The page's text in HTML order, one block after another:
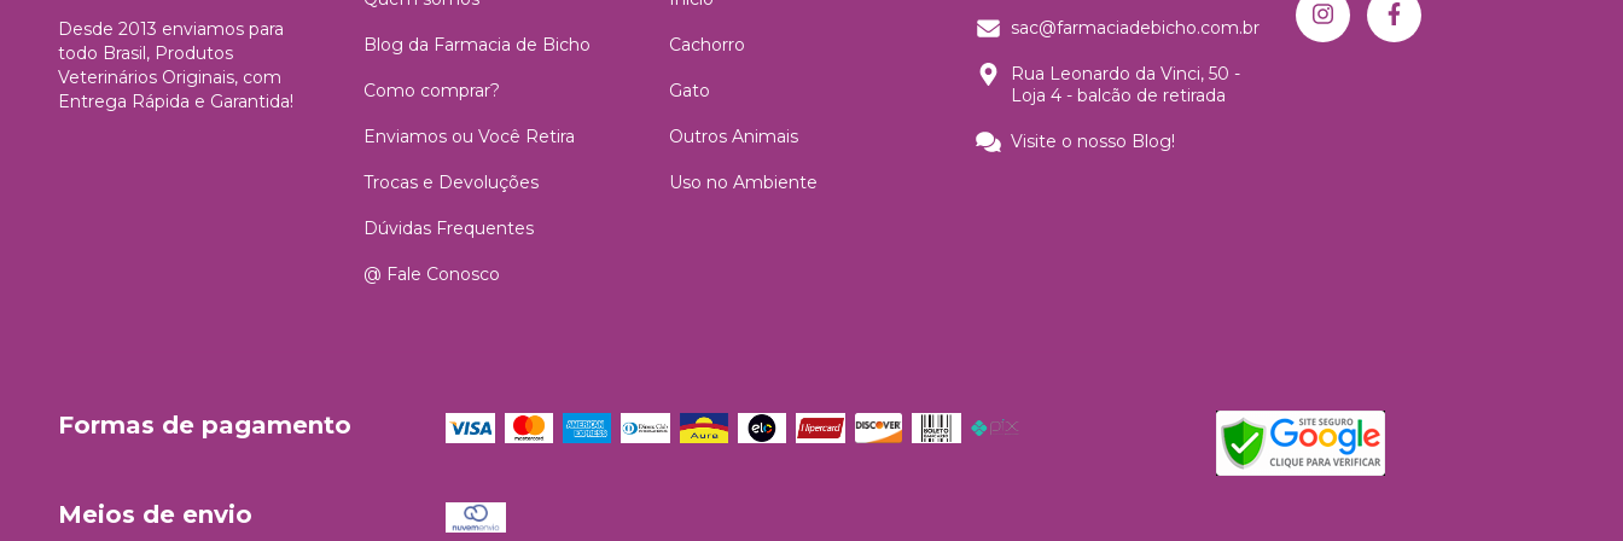
Desde 2013 enviamos para
todo Brasil, Produtos
Veterinários Originais, com
Entrega Rápida e Garantida!
Blog da Farmacia de Bicho
Como comprar?
Enviamos ou Você Retira
Trocas e Devoluções
Dúvidas Frequentes
@ Fale Conosco
Cachorro
Gato
Outros Animais
Uso no Ambiente
sac@farmaciadebicho.com.br
Rua Leonardo da Vinci, 50 -
Loja 4 - balcão de retirada
Visite o nosso Blog!
Formas de pagamento
Meios de envio